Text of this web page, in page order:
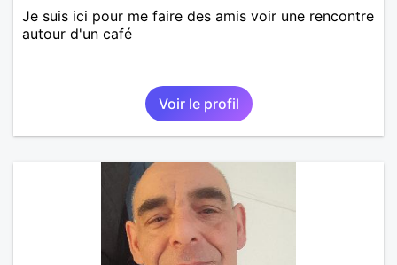
Je suis ici pour me faire des amis voir une rencontre
autour d'un café
Voir le profil